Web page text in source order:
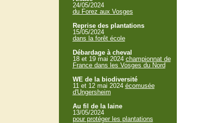
24/05/2024
du Forez aux Vosges
Reprise des plantations
15/05/2024
dans la forêt école
Débardage à cheval
18 et 19 mai 2024 championnat de
France dans les Vosges du Nord
WE de la biodiversité
11 et 12 mai 2024 écomusée
d'Ungersheim
Au fil de la laine
13/05/2024
pour protéger les plantations